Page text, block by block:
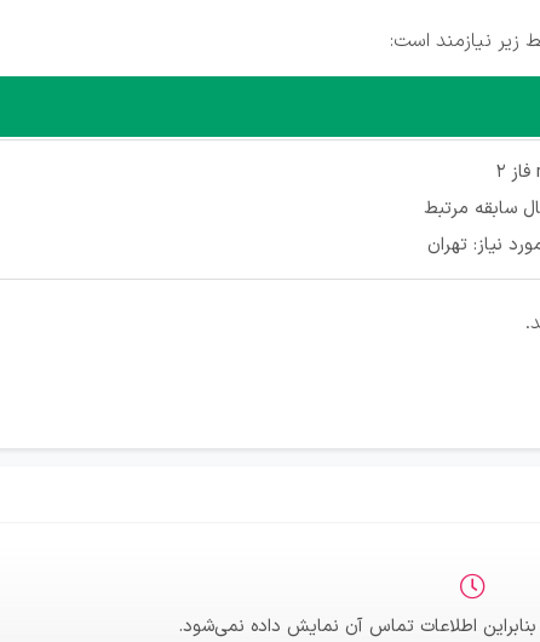
زیر نیازمند است:
نیاز: تهران
اطلاعات تماس آن نمایش داده نمی‌شود.